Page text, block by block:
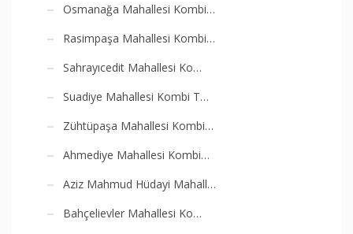
Osmanağa Mahallesi Kombi…
Rasimpaşa Mahallesi Kombi…
Sahrayıcedit Mahallesi Ko…
Suadiye Mahallesi Kombi T…
Zühtüpaşa Mahallesi Kombi…
Ahmediye Mahallesi Kombi…
Aziz Mahmud Hüdayi Mahall…
Bahçelievler Mahallesi Ko…